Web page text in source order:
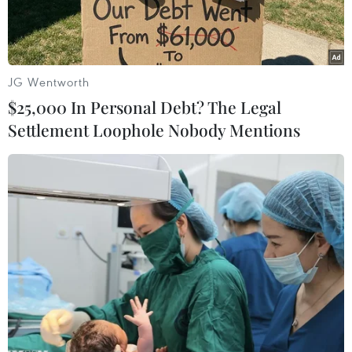
Căn nhà đổ sập do lũ quét tại thị trấn Mokwa, bang Niger,
Nigeria ngày 31/5/2025. (Ảnh: Reuters/TTXVN)
Hơn 700 người vẫn còn mất tích sau trận lũ quét
nghiêm trọng xảy ra hồi cuối tháng 5 tại bang
Niger, miền Trung Nigeria, khiến ít nhất 207
JG Wentworth
$25,000 In Personal Debt? The Legal
Settlement Loophole Nobody Mentions